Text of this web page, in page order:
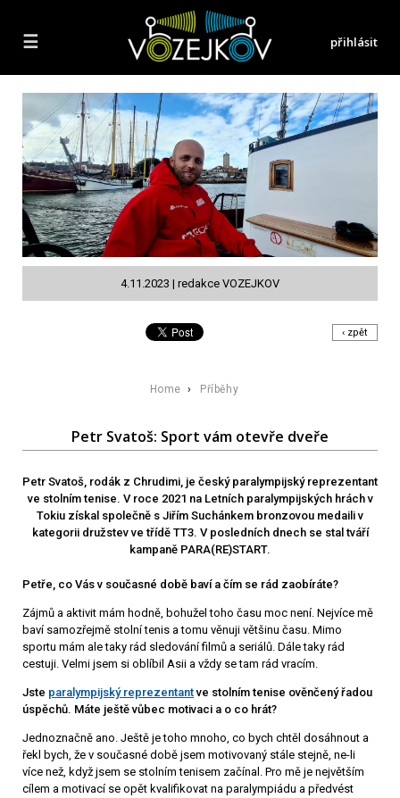
☰ přihlásit
4.11.2023 | redakce VOZEJKOV
‹ zpět
Home › Příběhy
Petr Svatoš: Sport vám otevře dveře
Petr Svatoš, rodák z Chrudimi, je český paralympijský reprezentant
ve stolním tenise. V roce 2021 na Letních paralympijských hrách v
Tokiu získal společně s Jiřím Suchánkem bronzovou medaili v
kategorii družstev ve třídě TT3. V posledních dnech se stal tváří
kampaně PARA(RE)START.
Petře, co Vás v současné době baví a čím se rád zaobíráte?
Zájmů a aktivit mám hodně, bohužel toho času moc není. Nejvíce mě
baví samozřejmě stolní tenis a tomu věnuji většinu času. Mimo
sportu mám ale taky rád sledování filmů a seriálů. Dále taky rád
cestuji. Velmi jsem si oblíbil Asii a vždy se tam rád vracím.
Jste paralympijský reprezentantve stolním tenise ověnčený řadou
úspěchů. Máte ještě vůbec motivaci a o co hrát?
Jednoznačně ano. Ještě je toho mnoho, co bych chtěl dosáhnout a
řekl bych, že v současné době jsem motivovaný stále stejně, ne-li
více než, když jsem se stolním tenisem začínal. Pro mě je největším
cílem a motivací se opět kvalifikovat na paralympiádu a předvést